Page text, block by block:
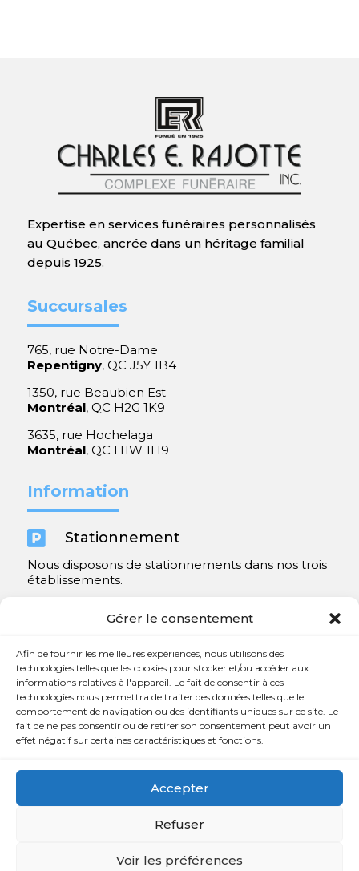
Gérer le consentement
Afin de fournir les meilleures expériences, nous utilisons des
technologies telles que les cookies pour stocker et/ou accéder aux
informations relatives à l'appareil. Le fait de consentir à ces
technologies nous permettra de traiter des données telles que le
comportement de navigation ou des identifiants uniques sur ce site. Le
fait de ne pas consentir ou de retirer son consentement peut avoir un
effet négatif sur certaines caractéristiques et fonctions.
Accepter
Refuser
Voir les préférences
Expertise en services funéraires personnalisés
au Québec, ancrée dans un héritage familial
depuis 1925.
Succursales
765, rue Notre-Dame
Repentigny, QC J5Y 1B4
1350, rue Beaubien Est
Montréal, QC H2G 1K9
3635, rue Hochelaga
Montréal, QC H1W 1H9
Information
 Stationnement
Nous disposons de stationnements dans nos trois
établissements.
Contact
 450 654-3342
 info@charlesrajotte.com
765, rue Notre-Dame